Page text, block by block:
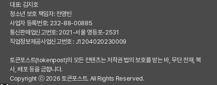
대표: 김지호
청소년 보호 책임자: 전영빈
사업자 등록번호: 232-88-00885
통신판매업신고번호: 2021-서울 영등포-2531
직업정보제공사업신고번호 : J1204020230009
토큰포스트(tokenpost)의 모든 컨텐츠는 저작권 법의 보호를 받는 바, 무단 전재, 복
사, 배포 등을 금합니다.
Copyright ⓒ 2026 토큰포스트. All Rights Reserved.